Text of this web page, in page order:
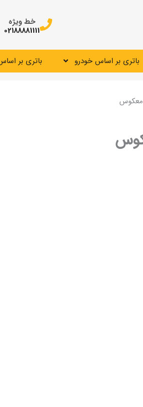
خط ویژه
02188881111
باتری بر اساس خودرو باتری بر